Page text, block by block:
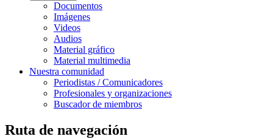
Documentos
Imágenes
Videos
Audios
Material gráfico
Material multimedia
Nuestra comunidad
Periodistas / Comunicadores
Profesionales y organizaciones
Buscador de miembros
Ruta de navegación